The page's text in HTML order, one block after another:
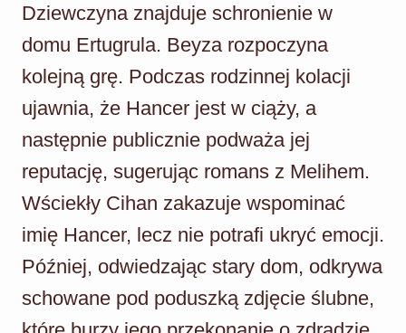
Dziewczyna znajduje schronienie w
domu Ertugrula. Beyza rozpoczyna
kolejną grę. Podczas rodzinnej kolacji
ujawnia, że Hancer jest w ciąży, a
następnie publicznie podważa jej
reputację, sugerując romans z Melihem.
Wściekły Cihan zakazuje wspominać
imię Hancer, lecz nie potrafi ukryć emocji.
Później, odwiedzając stary dom, odkrywa
schowane pod poduszką zdjęcie ślubne,